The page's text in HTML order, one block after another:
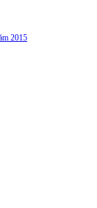
2015